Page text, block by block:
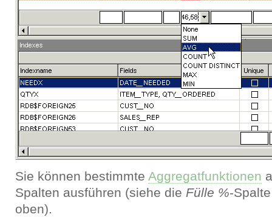
Sie können bestimmte Aggregatfunktionen
Spalten ausführen (siehe die Fülle %-
oben).